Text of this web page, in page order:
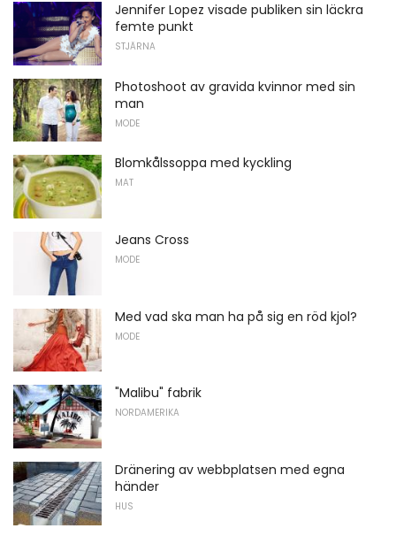
Jennifer Lopez visade publiken sin läckra
femte punkt
STJÄRNA
Photoshoot av gravida kvinnor med sin
man
MODE
Blomkålssoppa med kyckling
MAT
Jeans Cross
MODE
Med vad ska man ha på sig en röd kjol?
MODE
"Malibu" fabrik
NORDAMERIKA
Dränering av webbplatsen med egna
händer
HUS